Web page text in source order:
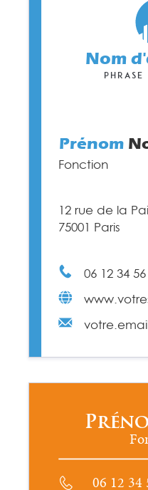
06 12 34
Fonction
12 rue de la
75001 Paris
Prénom
Nom
06 12 34